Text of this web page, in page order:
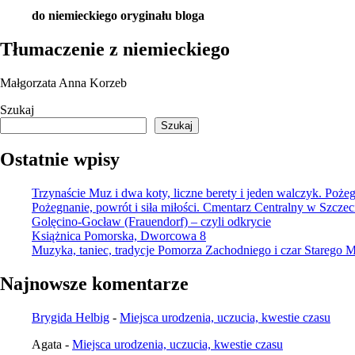
do niemieckiego oryginału bloga
Tłumaczenie z niemieckiego
Małgorzata Anna Korzeb
Szukaj
Szukaj
Ostatnie wpisy
Trzynaście Muz i dwa koty, liczne berety i jeden walczyk.
Pożegnanie, powrót i siła miłości. Cmentarz Centralny w
Golęcino-Gocław (Frauendorf) – czyli odkrycie
Książnica Pomorska, Dworcowa 8
Muzyka, taniec, tradycje Pomorza Zachodniego i czar Starego
Najnowsze komentarze
Brygida Helbig - Miejsca urodzenia, uczucia, kwestie czasu
Agata - Miejsca urodzenia, uczucia, kwestie czasu